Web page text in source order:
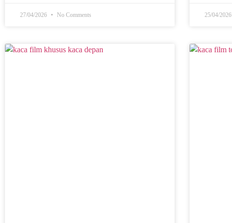
27/04/2026 No Comments 25/04/2026